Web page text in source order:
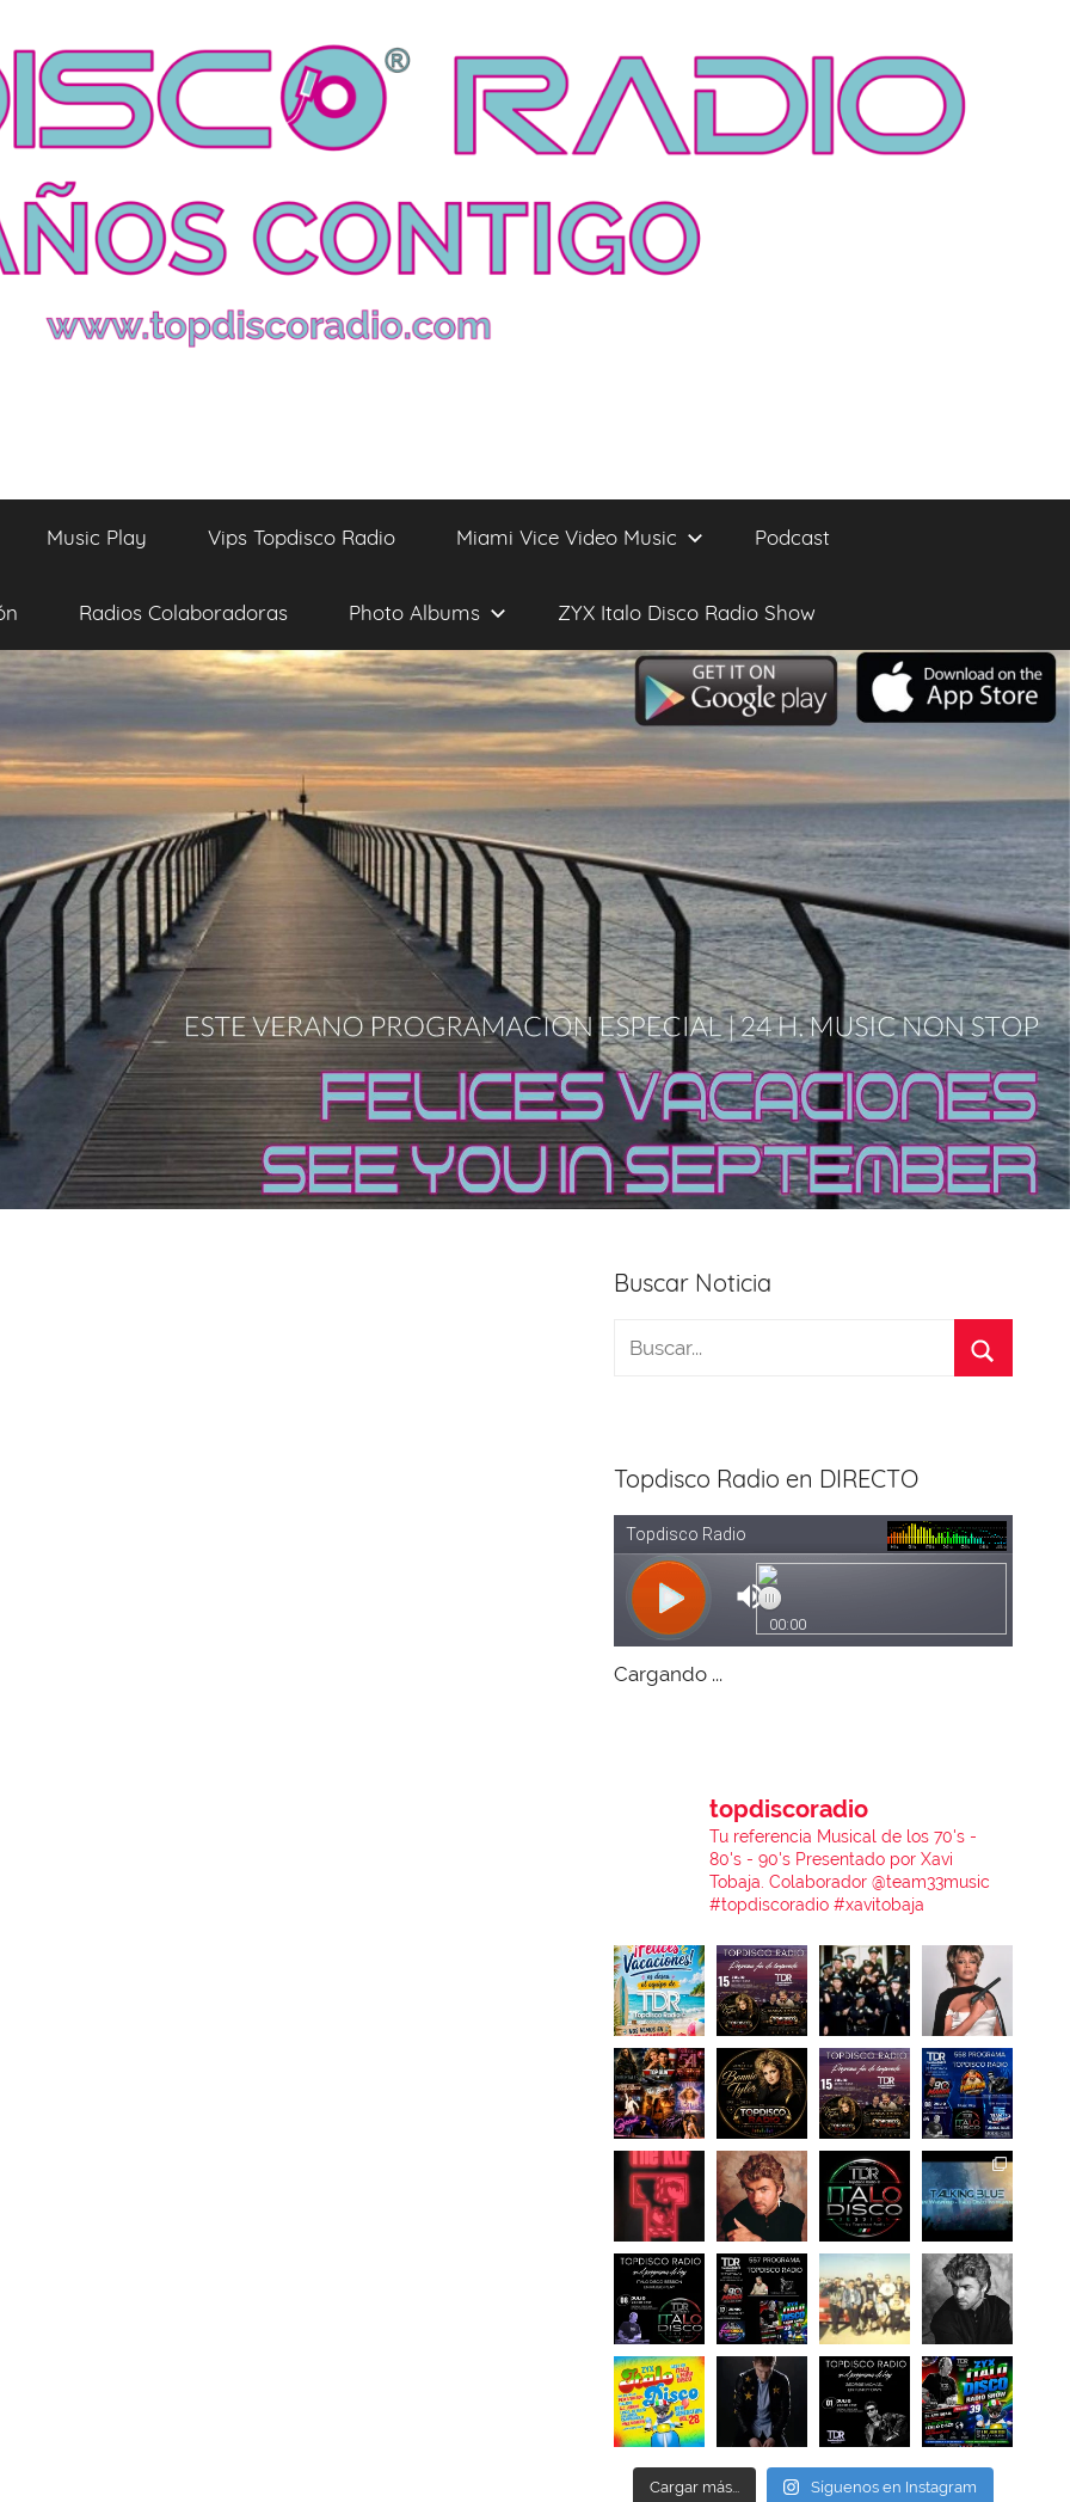
Music Play Vips Topdisco Radio Miami Vice Video Music Podcast
Radios Colaboradoras Photo Albums ZYX Italo Disco Radio Show
Buscar Noticia
Topdisco Radio en DIRECTO
Cargando ...
topdiscoradio
Tu referencia Musical de los 70's -
80's - 90's Presentado por Xavi
Tobaja.Colaborador @team33music
#topdiscoradio #xavitobaja
Cargar más... Síguenos en Instagram